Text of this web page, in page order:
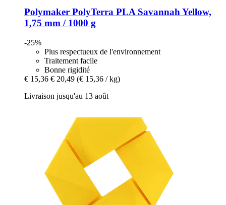
Polymaker PolyTerra PLA Savannah Yellow,
1,75 mm / 1000 g
-25%
Plus respectueux de l'environnement
Traitement facile
Bonne rigidité
€ 15,36 € 20,49 (€ 15,36 / kg)
Livraison jusqu'au 13 août